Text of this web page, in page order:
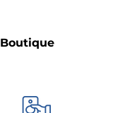
Boutique